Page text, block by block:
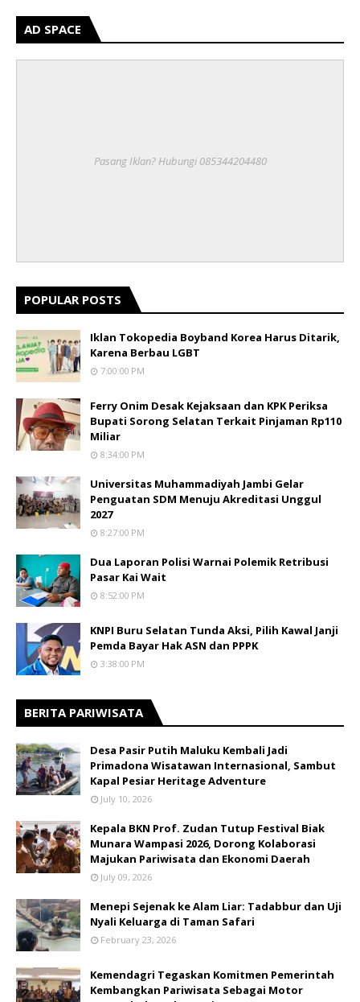
AD SPACE
Pasang Iklan? Hubungi 085344204480
POPULAR POSTS
Iklan Tokopedia Boyband Korea Harus Ditarik,
Karena Berbau LGBT
7:00:00 PM
Ferry Onim Desak Kejaksaan dan KPK Periksa
Bupati Sorong Selatan Terkait Pinjaman Rp110
Miliar
8:34:00 PM
Universitas Muhammadiyah Jambi Gelar
Penguatan SDM Menuju Akreditasi Unggul
2027
8:27:00 PM
Dua Laporan Polisi Warnai Polemik Retribusi
Pasar Kai Wait
8:52:00 PM
KNPI Buru Selatan Tunda Aksi, Pilih Kawal Janji
Pemda Bayar Hak ASN dan PPPK
3:38:00 PM
BERITA PARIWISATA
​Desa Pasir Putih Maluku Kembali Jadi
Primadona Wisatawan Internasional, Sambut
Kapal Pesiar Heritage Adventure
July 10, 2026
Kepala BKN Prof. Zudan Tutup Festival Biak
Munara Wampasi 2026, Dorong Kolaborasi
Majukan Pariwisata dan Ekonomi Daerah
July 09, 2026
Menepi Sejenak ke Alam Liar: Tadabbur dan Uji
Nyali Keluarga di Taman Safari
February 23, 2026
Kemendagri Tegaskan Komitmen Pemerintah
Kembangkan Pariwisata Sebagai Motor